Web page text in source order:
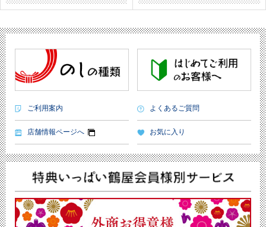
ご利用案内 よくあるご質問
店舗情報ページへ お気に入り